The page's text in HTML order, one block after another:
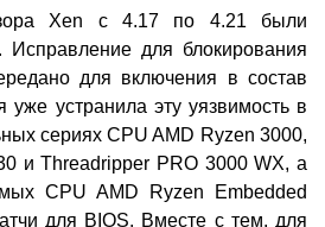
Xen c 4.17 по 4.21 были
Исправление для блокирования
для включения в состав
устранила эту уязвимость в
сериях CPU AMD Ryzen 3000,
и Threadripper PRO 3000 WX, а
CPU AMD Ryzen Embedded
для BIOS. Вместе с тем, для